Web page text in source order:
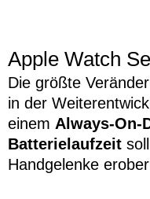
Apple Watch
Die größte
in der
einem Always-On-
Batterielaufzeit
Handgelenke